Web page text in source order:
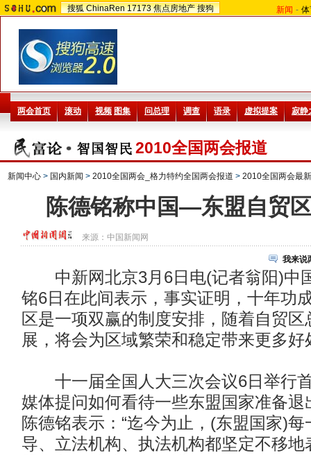
搜狐 ChinaRen 17173 焦点房地产 搜狗 新闻 -
2010全国两会报道
新闻中心 > 国内新闻 > 2010全国两会_格力特约全国两会报道 > 2010全国两会最
陈德铭称中国—东盟自贸
来源： 中国新闻网
我来说
中新网北京3月6日电(记者翁阳)中
铭6日在此间表示，事实证明，十年功
区是一项双赢的制度安排，随着自贸区
展，将会为区域繁荣和稳定带来更多好
十一届全国人大三次会议6日举行
媒体提问如何看待一些东盟国家准备退
陈德铭表示：“迄今为止，(东盟国家)
导、立法机构、执法机构都坚定不移